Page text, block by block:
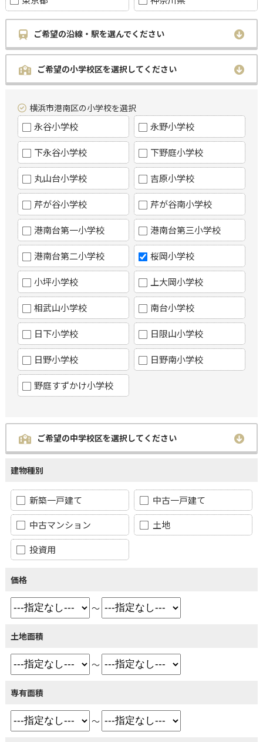
ご希望の沿線・駅を選んでください
ご希望の小学校区を選択してください
横浜市港南区の小学校を選択
永谷小学校 永野小学校
下永谷小学校 下野庭小学校
丸山台小学校 吉原小学校
芹が谷小学校 芹が谷南小学校
港南台第一小学校 港南台第三小学校
港南台第二小学校 桜岡小学校
小坪小学校 上大岡小学校
相武山小学校 南台小学校
日下小学校 日限山小学校
日野小学校 日野南小学校
野庭すずかけ小学校
ご希望の中学校区を選択してください
建物種別
新築一戸建て
中古一戸建て
中古マンション
土地
投資用
価格
～
土地面積
～
専有面積
～